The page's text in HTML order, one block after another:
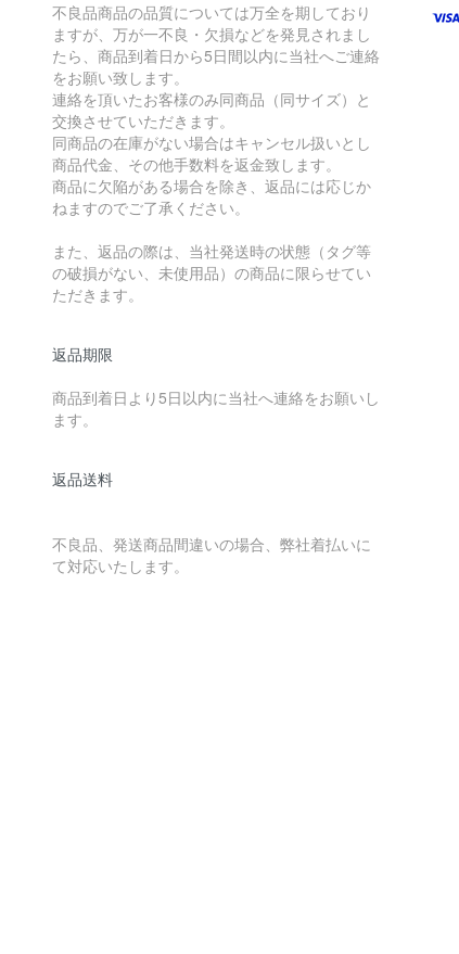
不良品商品の品質については万全を期しており
ますが、万が一不良・欠損などを発見されまし
たら、商品到着日から5日間以内に当社へご連絡
をお願い致します。
連絡を頂いたお客様のみ同商品（同サイズ）と
交換させていただきます。
同商品の在庫がない場合はキャンセル扱いとし
商品代金、その他手数料を返金致します。
商品に欠陥がある場合を除き、返品には応じか
ねますのでご了承ください。
また、返品の際は、当社発送時の状態（タグ等
の破損がない、未使用品）の商品に限らせてい
ただきます。
返品期限
商品到着日より5日以内に当社へ連絡をお願いし
ます。
返品送料
不良品、発送商品間違いの場合、弊社着払いに
て対応いたします。